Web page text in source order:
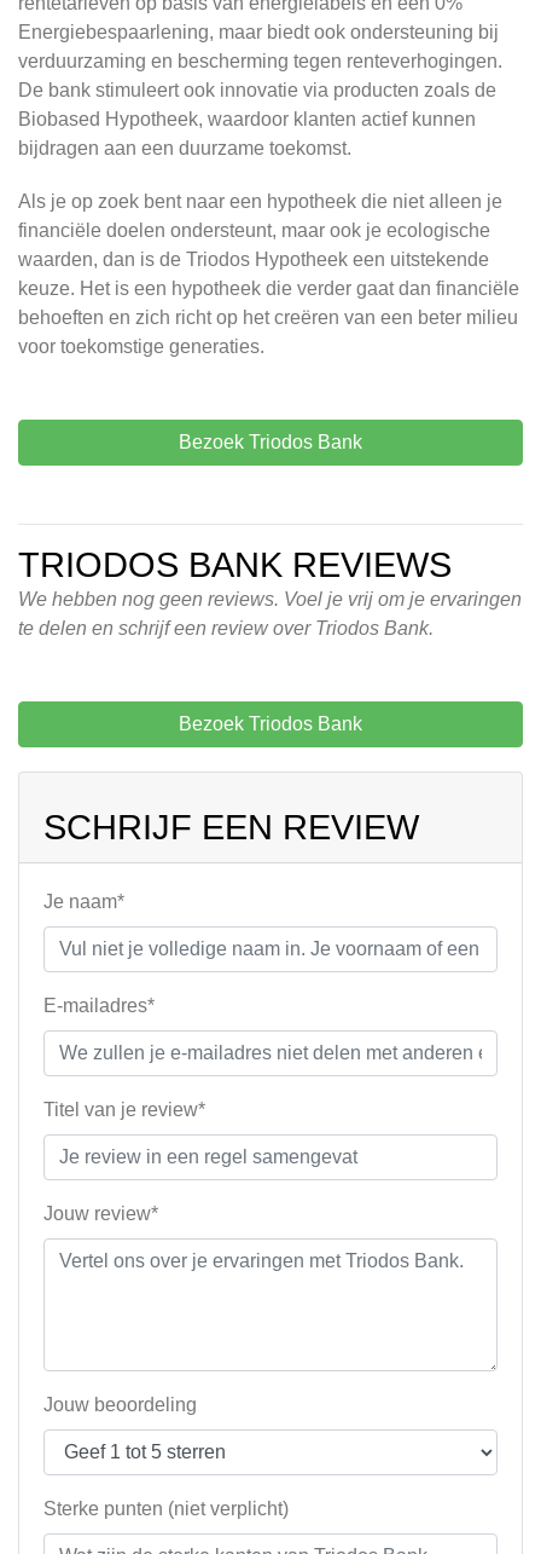
Energiebespaarlening, maar biedt ook ondersteuning bij
verduurzaming en bescherming tegen renteverhogingen.
De bank stimuleert ook innovatie via producten zoals de
Biobased Hypotheek, waardoor klanten actief kunnen
bijdragen aan een duurzame toekomst.
Als je op zoek bent naar een hypotheek die niet alleen je
financiële doelen ondersteunt, maar ook je ecologische
waarden, dan is de Triodos Hypotheek een uitstekende
keuze. Het is een hypotheek die verder gaat dan financiële
behoeften en zich richt op het creëren van een beter milieu
voor toekomstige generaties.
Bezoek Triodos Bank
TRIODOS BANK REVIEWS
We hebben nog geen reviews. Voel je vrij om je ervaringen
te delen en schrijf een review over Triodos Bank.
Bezoek Triodos Bank
SCHRIJF EEN REVIEW
Je naam*
E-mailadres*
Titel van je review*
Jouw review*
Jouw beoordeling
Sterke punten (niet verplicht)